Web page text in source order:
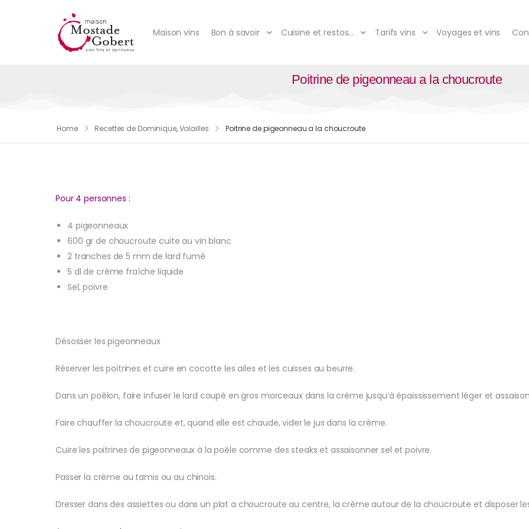
Maison vins Bon à savoir Cuisine et restos… Tarifs vins Voyages et vins
Poitrine de pigeonneau a la choucroute
Home Recettes de Dominique,Volailles Poitrine de pigeonneau a la choucroute
Pour 4 personnes :
4 pigeonneaux
600 gr de choucroute cuite au vin blanc
2 tranches de 5 mm de lard fumé
5 dl de crème fraîche liquide
Sel, poivre
Désosser les pigeonneaux
Réserver les poitrines et cuire en cocotte les ailes et les cuisses au beurre.
Dans un poêlon, faire infuser le lard coupé en gros morceaux dans la crème jusqu’à épaississement léger et
Faire chauffer la choucroute et, quand elle est chaude, vider le jus dans la crème.
Cuire les poitrines de pigeonneaux à la poêle comme des steaks et assaisonner sel et poivre.
Passer la crème au tamis ou au chinois.
Dresser dans des assiettes ou dans un plat a choucroute au centre, la crème autour de la choucroute et disposer